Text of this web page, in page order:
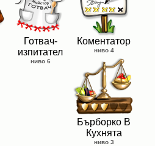
Готвач-
изпитател
ниво 6
Коментатор
ниво 4
Бърборко В
Кухнята
ниво 3